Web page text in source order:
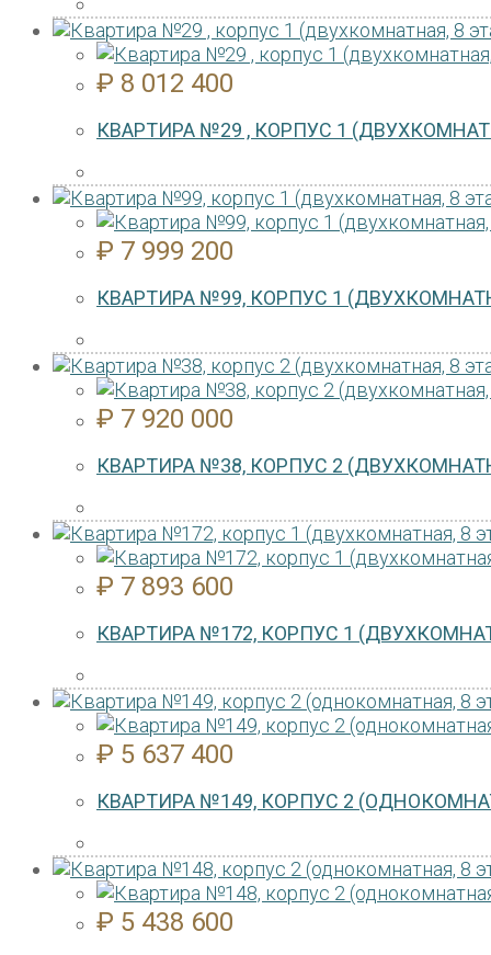
₽ 8 012 400
КВАРТИРА №29 , КОРПУС 1
₽ 7 999 200
КВАРТИРА №99, КОРПУС 1
₽ 7 920 000
КВАРТИРА №38, КОРПУС 2
₽ 7 893 600
КВАРТИРА №172, КОРПУС 1
₽ 5 637 400
КВАРТИРА №149, КОРПУС 2
₽ 5 438 600